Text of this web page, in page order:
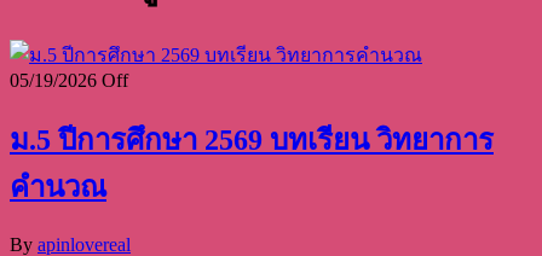
05/19/2026 Off
ม.5 ปีการศึกษา 2569 บทเรียน วิทยาการ
คำนวณ
By apinlovereal